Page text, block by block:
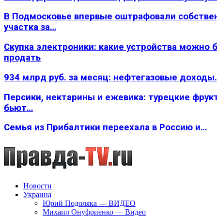
В Подмосковье впервые оштрафовали
участка за…
Скупка электроники: какие устройства можно
продать
934 млрд руб. за месяц: нефтегазовые
Персики, нектарины и ежевика: турецкие
бьют…
Семья из Прибалтики переехала в Россию и…
Новости
Украина
Юрий Подоляка — ВИДЕО
Михаил Онуфриенко — Видео